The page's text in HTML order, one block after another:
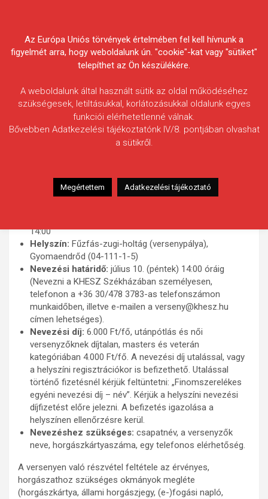
Egyesületek Szövetsége
Megyei Finomszerelékes Felnőtt,
Női, U15, U20, Masters, Veterán
Versenykiírás és szabályzat
14:00
Helyszín: Fűzfás-zugi-holtág (versenypálya),
Gyomaendrőd (04-111-1-5)
Nevezési határidő: július 10. (péntek) 14:00 óráig
(Nevezni a KHESZ Székházában személyesen,
telefonon a +36 30/478 3783-as telefonszámon
munkaidőben, illetve e-mailen a verseny@khesz.hu
címen lehetséges).
Nevezési díj: 6.000 Ft/fő, utánpótlás és női
versenyzőknek díjtalan, masters és veterán
kategóriában 4.000 Ft/fő. A nevezési díj utalással, vagy
a helyszíni regisztrációkor is befizethető. Utalással
történő fizetésnél kérjük feltüntetni: „Finomszerelékes
egyéni nevezési díj – név”. Kérjük a helyszíni nevezési
díjfizetést előre jelezni. A befizetés igazolása a
helyszínen ellenőrzésre kerül.
Nevezéshez szükséges: csapatnév, a versenyzők
neve, horgászkártyaszáma, egy telefonos elérhetőség.
A versenyen való részvétel feltétele az érvényes,
horgászathoz szükséges okmányok megléte
(horgászkártya, állami horgászjegy, (e-)fogási napló,
Az Európa Uniós törvények értelmében fel kell hívnunk a
figyelmét arra, hogy weboldalunk ún. "cookie"-kat vagy "sütiket"
telepíthet az Ön készülékére.
A weboldalunk által használt sütik az oldal működéséhez
szükségesek, letiltásukkal, korlátozásukkal oldalunk egyes
funkciói elérhetetlenné válnak.
Bővebben Adatkezelési tájékoztatónk IV/8. pontjában olvashat
a sütikről.
Megértettem Adatkezelési tájékoztató